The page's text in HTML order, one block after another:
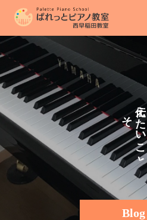
Blog
え
た
い
こ
と
そ
の
ま
ま